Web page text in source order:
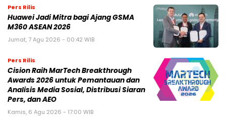
Pers Rilis
Huawei Jadi Mitra bagi Ajang GSMA
M360 ASEAN 2026
Jumat, 7 Agu 2026 - 00:42 WIB
Pers Rilis
Cision Raih MarTech Breakthrough
Awards 2026 untuk Pemantauan dan
Analisis Media Sosial, Distribusi Siaran
Pers, dan AEO
Kamis, 6 Agu 2026 - 17:00 WIB